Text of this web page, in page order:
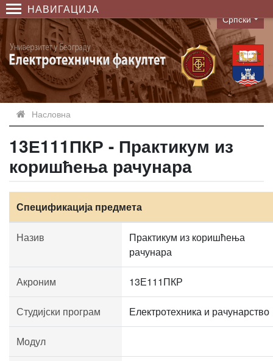
НАВИГАЦИЈА
Language
Српски
Насловна
13Е111ПКР - Практикум из
коришћења рачунара
Спецификација предмета
Назив
Практикум из коришћења
рачунара
Акроним 13Е111ПКР
Студијски програм Електротехника и рачунарство
Модул